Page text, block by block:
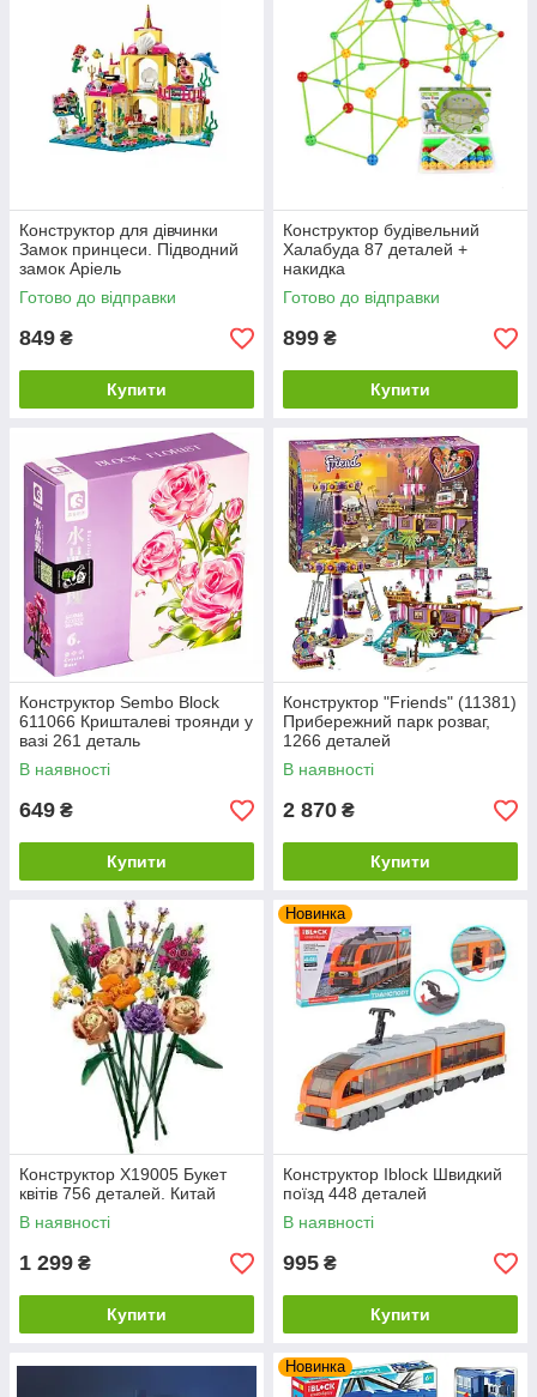
Конструктор для дівчинки
Замок принцеси. Підводний
замок Аріель
Готово до відправки
849 ₴
Купити
Конструктор будівельний
Халабуда 87 деталей +
накидка
Готово до відправки
899 ₴
Купити
Конструктор Sembo Block
611066 Кришталеві троянди у
вазі 261 деталь
В наявності
649 ₴
Купити
Конструктор "Friends" (11381)
Прибережний парк розваг,
1266 деталей
В наявності
2 870 ₴
Купити
Конструктор X19005 Букет
квітів 756 деталей. Китай
В наявності
1 299 ₴
Купити
Новинка
Конструктор Iblock Швидкий
поїзд 448 деталей
В наявності
995 ₴
Купити
Новинка